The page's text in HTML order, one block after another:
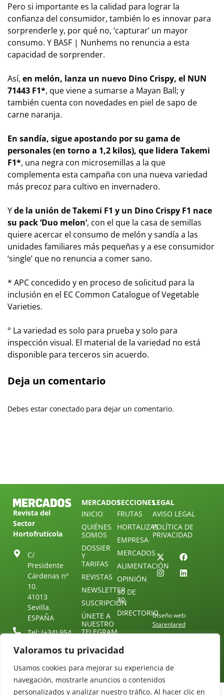
Valoramos tu privacidad
Usamos cookies para mejorar su experiencia de
navegación, mostrarle anuncios o contenidos
personalizados y analizar nuestro tráfico. Al hacer clic en
Pero si importante es la calidad para lograr la
confianza del consumidor, también lo es innovar para
sorprenderle y, por qué no, ‘capturar’ un mayor
consumo. Y BASF | Nunhems no renuncia a esta
capacidad de sorprender.
Así, en melón, lanza un nuevo Dino Crispy, el NUN
71443 F1*, que viene a sumarse a Mayan Ball; y
también cuenta con novedades en piel de sapo de
carne naranja.
En sandía, sigue apostando por su gama de
personales (en torno a 1,2 kilos), que lidera Takemi
F1*, una negra con microsemillas a la que
complementa esta campaña con una nueva variedad
más precoz para cultivo en invernadero.
Yde la unión de Takemi F1 y un Dino Crispy F1 nace
su pack ‘Duo melon’, con el que la casa de semillas
quiere acercar el consumo de melón y sandía a las
unidades familiares más pequeñas y a ese consumidor
‘single’ que no renuncia a comer sano.
* APC concedido y en proceso de solicitud para la
inclusión en el EC Common Catalogue of Vegetable
Varieties.
° La variedad es solo para prueba y solo para
inspección visual. El material de la variedad no está
disponible para terceros sin acuerdo.
Deja un comentario
Debes estar conectado para dejar un comentario.
Revista del
Sector
Hortofrutícola
C/
Presidente
Cárdenas nº
10.
41013
Sevilla.
ESPAÑA
Tel: (+34) 954
redaccion@revistamercados.com
MERCADOS
INICIO
QUIÉNES
SOMOS
DOSSIER
Y
TARIFAS
REVISTAS
NEWSLETTER
SUSCRIPCIÓN
ÚNETE A
NUESTRO
TELEGRAM
CONTACTO
SECCIONES
FRUTAS
HORTALIZAS
EMPRESA
MERCADOS
ALIMENTACIÓN
OPINIÓN
30 DE
30
DIRECTORIO
LEGAL
AVISO LEGAL
POLÍTICA DE
PRIVACIDAD
Diseño web:
Starenlared